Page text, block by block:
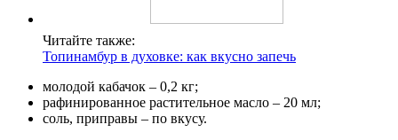
Читайте также:
Топинамбур в духовке: как вкусно запечь
молодой кабачок – 0,2 кг;
рафинированное растительное масло – 20 мл;
соль, приправы – по вкусу.